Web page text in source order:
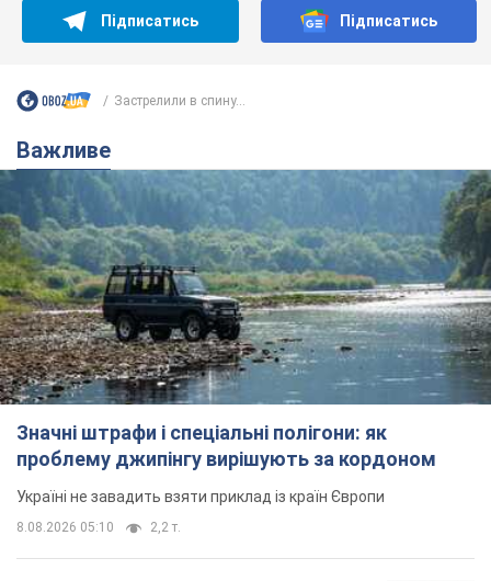
Підписатись Підписатись
Застрелили в спину...
Важливе
Значні штрафи і спеціальні полігони: як
проблему джипінгу вирішують за кордоном
Україні не завадить взяти приклад із країн Європи
8.08.2026 05:10 2,2 т.